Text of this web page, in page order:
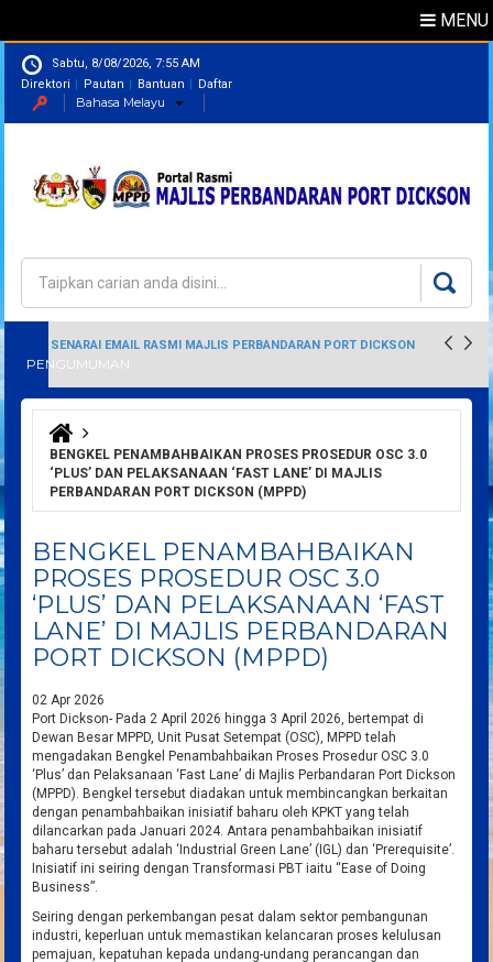
MENU
Sabtu, 8/08/2026, 7:55 AM
Direktori
Pautan Bantuan Daftar
Bahasa Melayu
Borang carian
PENGUMUMAN
SENARAI EMAIL RASMI MAJLIS PERBANDARAN PORT DICKSON
Anda di sini
BENGKEL PENAMBAHBAIKAN PROSES PROSEDUR OSC 3.0
‘PLUS’ DAN PELAKSANAAN ‘FAST LANE’ DI MAJLIS
PERBANDARAN PORT DICKSON (MPPD)
BENGKEL PENAMBAHBAIKAN
PROSES PROSEDUR OSC 3.0
‘PLUS’ DAN PELAKSANAAN ‘FAST
LANE’ DI MAJLIS PERBANDARAN
PORT DICKSON (MPPD)
02 Apr 2026
Port Dickson- Pada 2 April 2026 hingga 3 April 2026, bertempat di
Dewan Besar MPPD, Unit Pusat Setempat (OSC), MPPD telah
mengadakan Bengkel Penambahbaikan Proses Prosedur OSC 3.0
‘Plus’ dan Pelaksanaan ‘Fast Lane’ di Majlis Perbandaran Port Dickson
(MPPD). Bengkel tersebut diadakan untuk membincangkan berkaitan
dengan penambahbaikan inisiatif baharu oleh KPKT yang telah
dilancarkan pada Januari 2024. Antara penambahbaikan inisiatif
baharu tersebut adalah ‘Industrial Green Lane’ (IGL) dan ‘Prerequisite’.
Inisiatif ini seiring dengan Transformasi PBT iaitu “Ease of Doing
Business”.
Seiring dengan perkembangan pesat dalam sektor pembangunan
industri, keperluan untuk memastikan kelancaran proses kelulusan
pemajuan, kepatuhan kepada undang-undang perancangan dan